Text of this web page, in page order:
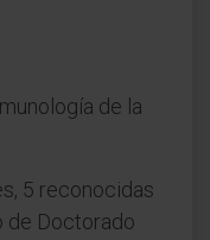
de la
5 reconocidas
de Doctorado